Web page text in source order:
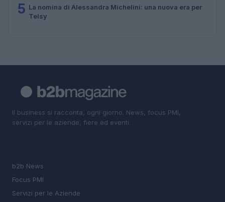
5 La nomina di Alessandra Michelini: una nuova era per
Telsy
Il business si racconta, ogni giorno. News, focus PMI,
servizi per le aziende, fiere ed eventi.
b2b News
Focus PMI
Servizi per le Aziende